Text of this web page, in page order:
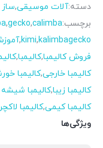
دسته:آلات موسیقی,
برچسب:calimba
,
gecko
,
kalimbagecko
,
kimi
,
فروش کالیمبا,کالیمبا,
کالیمبا خارجی,کالیمبا
کالیمبا زیبا,کالیمبا
کالیمبا کیمی,کالیمبا
ویژگی‌ها